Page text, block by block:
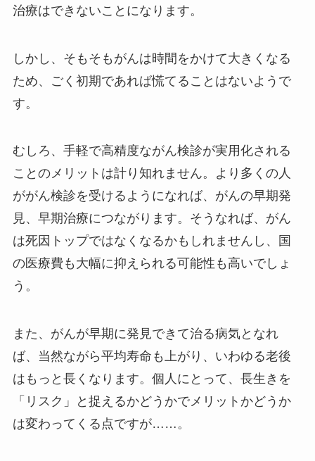
治療はできないことになります。
しかし、そもそもがんは時間をかけて大きくなる
ため、ごく初期であれば慌てることはないようで
す。
むしろ、手軽で高精度ながん検診が実用化される
ことのメリットは計り知れません。より多くの人
ががん検診を受けるようになれば、がんの早期発
見、早期治療につながります。そうなれば、がん
は死因トップではなくなるかもしれませんし、国
の医療費も大幅に抑えられる可能性も高いでしょ
う。
また、がんが早期に発見できて治る病気となれ
ば、当然ながら平均寿命も上がり、いわゆる老後
はもっと長くなります。個人にとって、長生きを
「リスク」と捉えるかどうかでメリットかどうか
は変わってくる点ですが……。